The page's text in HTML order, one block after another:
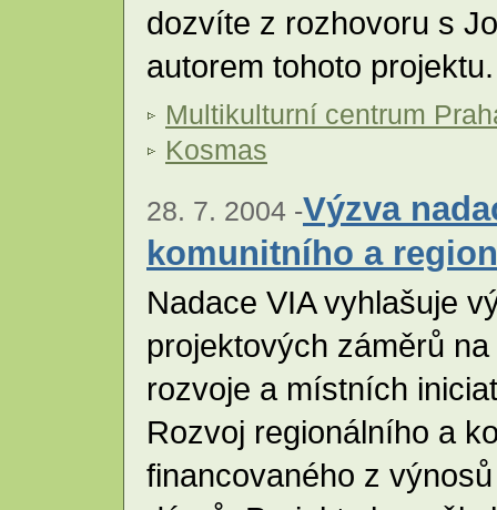
dozvíte z rozhovoru s
autorem tohoto
Multikulturní centrum
Kosmas
28. 7. 2004 -Výzva
komunitního a
Nadace VIA vyhlašuje
projektových záměrů
rozvoje a místních
Rozvoj regionálního a
financovaného z